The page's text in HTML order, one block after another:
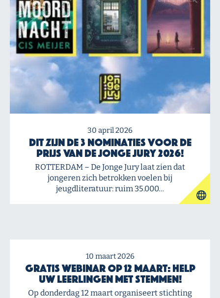
30 april 2026
Dit zijn de 3 nominaties voor de
Prijs van de Jonge Jury 2026!
ROTTERDAM – De Jonge Jury laat zien dat
jongeren zich betrokken voelen bij
jeugdliteratuur: ruim 35.000…
10 maart 2026
Gratis webinar op 12 maart: Help
uw leerlingen met stemmen!
Op donderdag 12 maart organiseert stichting